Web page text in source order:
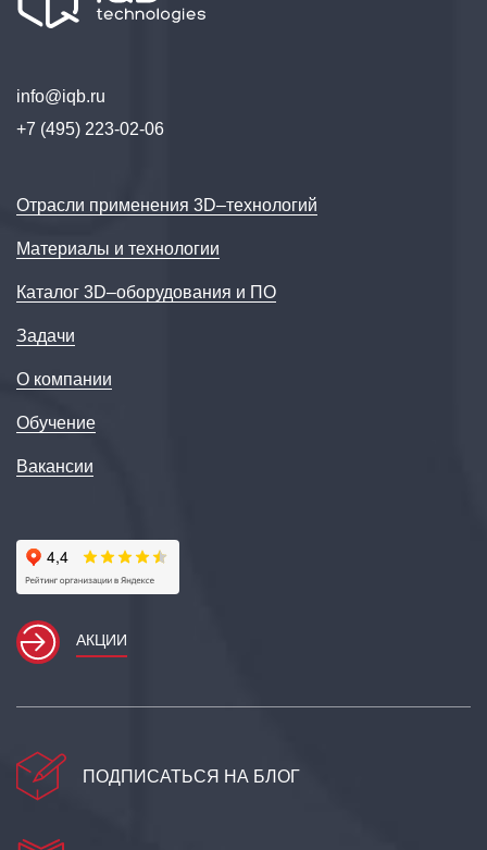
info@iqb.ru
+7 (495) 223-02-06
Отрасли применения 3D–технологий
Материалы и технологии
Каталог 3D–оборудования и ПО
Задачи
О компании
Обучение
Вакансии
АКЦИИ
ПОДПИСАТЬСЯ НА БЛОГ